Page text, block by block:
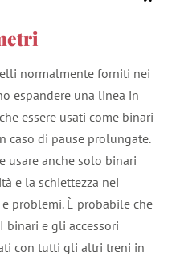
normalmente forniti nei
espandere una linea in
essere usati come binari
caso di pause prolungate.
usare anche solo binari
e la schiettezza nei
problemi. È probabile che
binari e gli accessori
con tutti gli altri treni in